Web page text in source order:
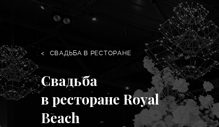
< СВАДЬБА В РЕСТОРАНЕ
Свадьба
в ресторане Royal
Beach